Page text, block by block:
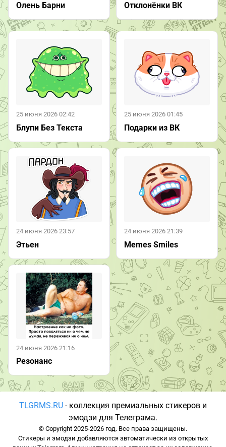
Олень Барни Отклонёнки ВК
25 июня 2026 02:42
Блупи Без Текста
25 июня 2026 01:45
Подарки из ВК
24 июня 2026 23:57
Этьен
24 июня 2026 21:39
Memes Smiles
24 июня 2026 21:16
Резонанс
TLGRMS.RU - коллекция премиальных стикеров и
эмодзи для Телеграма.
© Copyright 2025-2026 год. Все права защищены.
Стикеры и эмодзи добавляются автоматически из открытых